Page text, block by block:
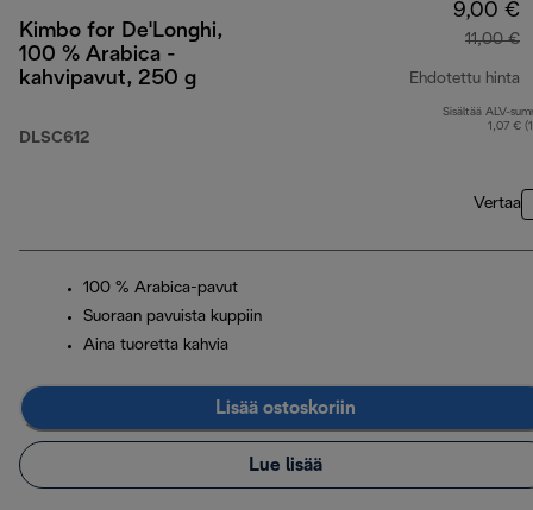
Kimbo for De'Longhi,
100 % Arabica -
kahvipavut, 250 g
DLSC612
9,00 €
11,00 €
Ehdotettu hinta
Sisältää ALV-
1,07 €
Vertaa
100 % Arabica-pavut
Suoraan pavuista kuppiin
Aina tuoretta kahvia
Lisää ostoskoriin
Lue lisää